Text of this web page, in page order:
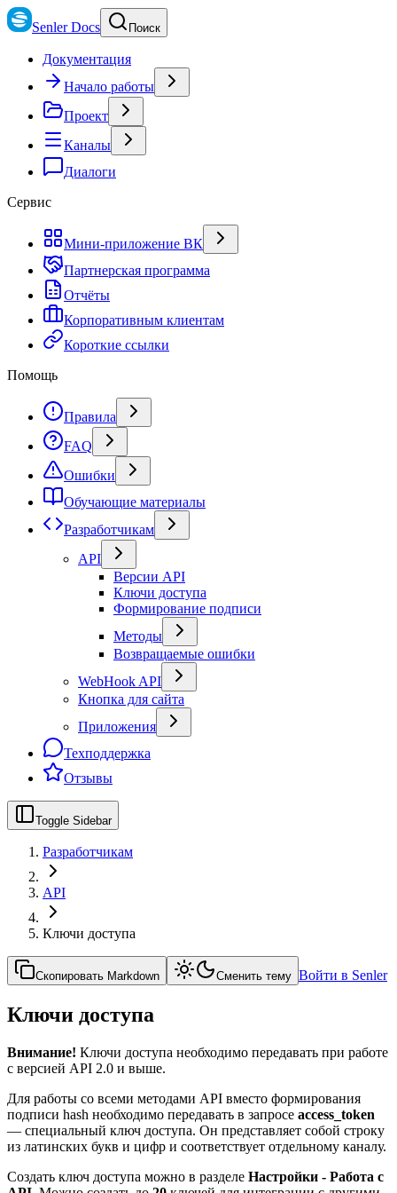
Senler Docs Поиск
Документация
Начало работы
Проект
Каналы
Диалоги
Сервис
Мини-приложение ВК
Партнерская программа
Отчёты
Корпоративным клиентам
Короткие ссылки
Помощь
Правила
FAQ
Ошибки
Обучающие материалы
Разработчикам
API
Версии API
Ключи доступа
Формирование подписи
Методы
Возвращаемые ошибки
WebHook API
Кнопка для сайта
Приложения
Техподдержка
Отзывы
Toggle Sidebar
Разработчикам
API
Ключи доступа
Скопировать Markdown Сменить тему Войти в Senler
Ключи доступа
Внимание! Ключи доступа необходимо передавать при работе
с версией API 2.0 и выше.
Для работы со всеми методами API вместо формирования
подписи hash необходимо передавать в запросе access_token
— специальный ключ доступа. Он представляет собой строку
из латинских букв и цифр и соответствует отдельному каналу.
Создать ключ доступа можно в разделе Настройки - Работа с